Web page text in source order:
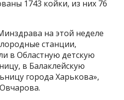
1743 койки, из них 76
на этой неделе
станции,
в Областную детскую
в Балаклейскую
города Харькова»,